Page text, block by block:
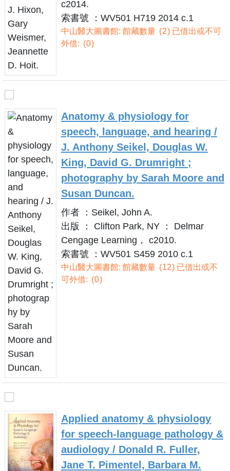
c2014.
索書號 ：WV501 H719 2014 c.1
中山醫大圖書館: 館藏數量 2 已借出或不可
外借:
0
Anatomy & physiology for
speech, language, and hearing /
J. Anthony Seikel, Douglas W.
King, David G. Drumright ;
photography by Sarah Moore and
Susan Duncan.
作者 ：Seikel, John A.
出版 ： Clifton Park, NY ： Delmar
Cengage Learning， c2010.
索書號 ：WV501 S459 2010 c.1
中山醫大圖書館: 館藏數量 12 已借出或不
可外借:
0
Applied anatomy & physiology
for speech-language pathology &
audiology / Donald R. Fuller,
Jane T. Pimentel, Barbara M.